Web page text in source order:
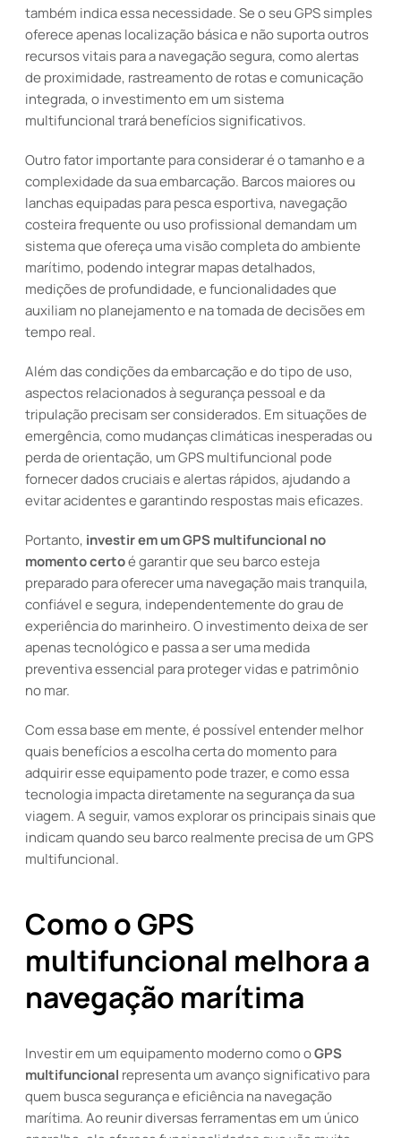
também indica essa necessidade. Se o seu GPS simples
oferece apenas localização básica e não suporta outros
recursos vitais para a navegação segura, como alertas
de proximidade, rastreamento de rotas e comunicação
integrada, o investimento em um sistema
multifuncional trará benefícios significativos.
Outro fator importante para considerar é o tamanho e a
complexidade da sua embarcação. Barcos maiores ou
lanchas equipadas para pesca esportiva, navegação
costeira frequente ou uso profissional demandam um
sistema que ofereça uma visão completa do ambiente
marítimo, podendo integrar mapas detalhados,
medições de profundidade, e funcionalidades que
auxiliam no planejamento e na tomada de decisões em
tempo real.
Além das condições da embarcação e do tipo de uso,
aspectos relacionados à segurança pessoal e da
tripulação precisam ser considerados. Em situações de
emergência, como mudanças climáticas inesperadas ou
perda de orientação, um GPS multifuncional pode
fornecer dados cruciais e alertas rápidos, ajudando a
evitar acidentes e garantindo respostas mais eficazes.
Portanto, investir em um GPS multifuncional no
momento certoé garantir que seu barco esteja
preparado para oferecer uma navegação mais tranquila,
confiável e segura, independentemente do grau de
experiência do marinheiro. O investimento deixa de ser
apenas tecnológico e passa a ser uma medida
preventiva essencial para proteger vidas e patrimônio
no mar.
Com essa base em mente, é possível entender melhor
quais benefícios a escolha certa do momento para
adquirir esse equipamento pode trazer, e como essa
tecnologia impacta diretamente na segurança da sua
viagem. A seguir, vamos explorar os principais sinais que
indicam quando seu barco realmente precisa de um GPS
multifuncional.
Como o GPS
multifuncional melhora a
navegação marítima
Investir em um equipamento moderno como oGPS
multifuncional representa um avanço significativo para
quem busca segurança e eficiência na navegação
marítima. Ao reunir diversas ferramentas em um único